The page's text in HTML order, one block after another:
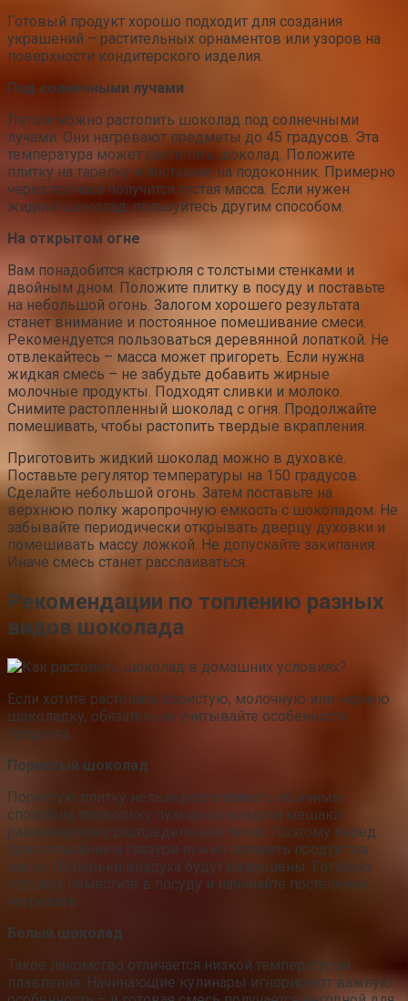
Готовый продукт хорошо подходит для создания
украшений – растительных орнаментов или узоров на
поверхности кондитерского изделия.
Под солнечными лучами
Летом можно растопить шоколад под солнечными
лучами. Они нагревают предметы до 45 градусов. Эта
температура может растопить шоколад. Положите
плитку на тарелку и поставьте на подоконник. Примерно
через полчаса получится густая масса. Если нужен
жидкий шоколад, пользуйтесь другим способом.
На открытом огне
Вам понадобится кастрюля с толстыми стенками и
двойным дном. Положите плитку в посуду и поставьте
на небольшой огонь. Залогом хорошего результата
станет внимание и постоянное помешивание смеси.
Рекомендуется пользоваться деревянной лопаткой. Не
отвлекайтесь – масса может пригореть. Если нужна
жидкая смесь – не забудьте добавить жирные
молочные продукты. Подходят сливки и молоко.
Снимите растопленный шоколад с огня. Продолжайте
помешивать, чтобы растопить твердые вкрапления.
Приготовить жидкий шоколад можно в духовке.
Поставьте регулятор температуры на 150 градусов.
Сделайте небольшой огонь. Затем поставьте на
верхнюю полку жаропрочную емкость с шоколадом. Не
забывайте периодически открывать дверцу духовки и
помешивать массу ложкой. Не допускайте закипания.
Иначе смесь станет расслаиваться.
Рекомендации по топлению разных
видов шоколада
Если хотите растопить пористую, молочную или черную
шоколадку, обязательно учитывайте особенности
продукта.
Пористый шоколад
Пористую плитку нельзя растапливать обычным
способом, поскольку пузырьки воздуха мешают
равномерному распределению тепла. Поэтому перед
приготовлением глазури нужно потереть продукт на
терке. Пузырьки воздуха будут разрушены. Готовую
стружку поместите в посуду и начинайте постепенно
нагревать.
Белый шоколад
Такое лакомство отличается низкой температурой
плавления. Начинающие кулинары игнорируют важную